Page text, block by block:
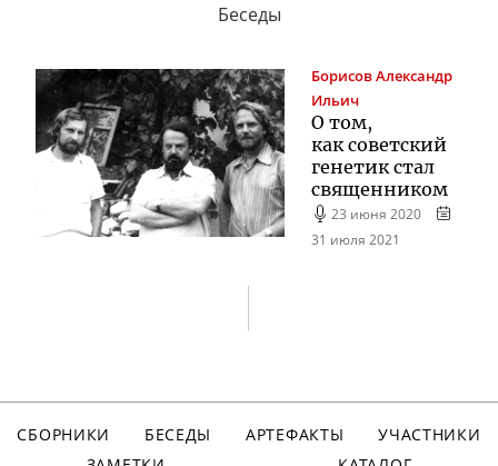
Беседы
БорисовАлександр
Ильич
О том,
как советский
генетик стал
священником
23 июня 2020
31 июля 2021
СБОРНИКИ БЕСЕДЫ АРТЕФАКТЫ
УЧАСТНИКИ